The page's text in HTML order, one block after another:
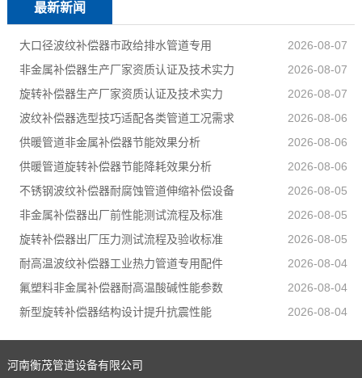
最新新闻
大口径波纹补偿器市政给排水管道专用
2026-08-07
非金属补偿器生产厂家资质认证及技术实力
2026-08-07
旋转补偿器生产厂家资质认证及技术实力
2026-08-07
波纹补偿器选型技巧适配各类管道工况需求
2026-08-06
供暖管道非金属补偿器节能效果分析
2026-08-06
供暖管道旋转补偿器节能降耗效果分析
2026-08-06
不锈钢波纹补偿器耐腐蚀管道伸缩补偿设备
2026-08-05
非金属补偿器出厂前性能测试流程及标准
2026-08-05
旋转补偿器出厂压力测试流程及验收标准
2026-08-05
耐高温波纹补偿器工业热力管道专用配件
2026-08-04
氟塑料非金属补偿器耐高温酸碱性能参数
2026-08-04
新型旋转补偿器结构设计提升抗震性能
2026-08-04
河南衡茂管道设备有限公司